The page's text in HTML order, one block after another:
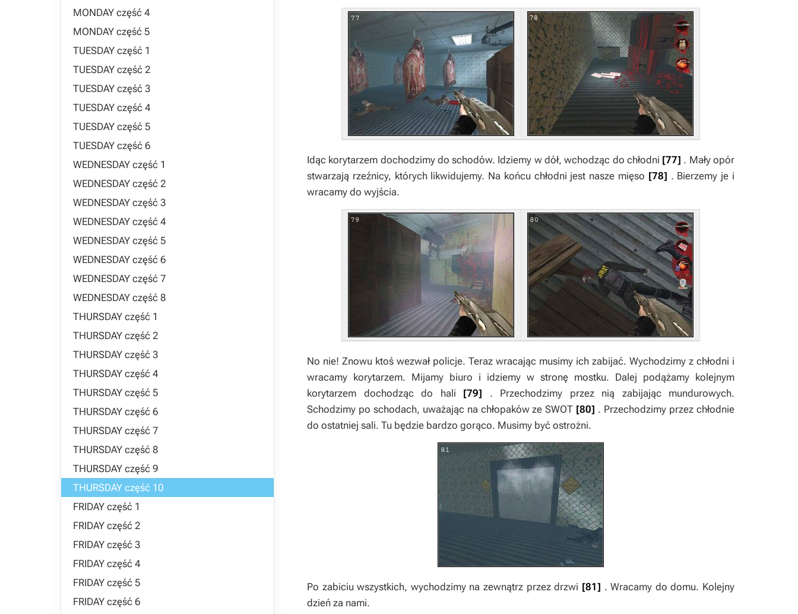
MONDAY część 4
MONDAY część 5
TUESDAY część 1
TUESDAY część 2
TUESDAY część 3
TUESDAY część 4
TUESDAY część 5
TUESDAY część 6
WEDNESDAY część 1
WEDNESDAY część 2
WEDNESDAY część 3
WEDNESDAY część 4
WEDNESDAY część 5
WEDNESDAY część 6
WEDNESDAY część 7
WEDNESDAY część 8
THURSDAY część 1
THURSDAY część 2
THURSDAY część 3
THURSDAY część 4
THURSDAY część 5
THURSDAY część 6
THURSDAY część 7
THURSDAY część 8
THURSDAY część 9
THURSDAY część 10
FRIDAY część 1
FRIDAY część 2
FRIDAY część 3
FRIDAY część 4
FRIDAY część 5
FRIDAY część 6
Idąc korytarzem dochodzimy do schodów. Idziemy w dół, wchodząc do chłodni [77] . Mały opór
stwarzają rzeźnicy, których likwidujemy. Na końcu chłodni jest nasze mięso [78] . Bierzemy je i
wracamy do wyjścia.
No nie! Znowu ktoś wezwał policje. Teraz wracając musimy ich zabijać. Wychodzimy z chłodni i
wracamy korytarzem. Mijamy biuro i idziemy w stronę mostku. Dalej podążamy kolejnym
korytarzem dochodząc do hali [79]
. Przechodzimy przez nią zabijając mundurowych.
Schodzimy po schodach, uważając na chłopaków ze SWOT [80] . Przechodzimy przez chłodnie
do ostatniej sali. Tu będzie bardzo gorąco. Musimy być ostrożni.
Po zabiciu wszystkich, wychodzimy na zewnątrz przez drzwi [81] . Wracamy do domu. Kolejny
dzień za nami.